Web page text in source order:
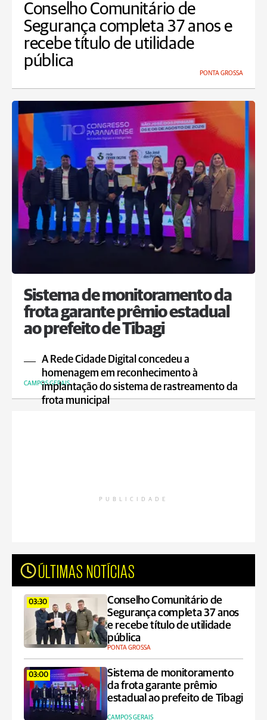
Conselho Comunitário de
Segurança completa 37 anos e
recebe título de utilidade
pública
PONTA GROSSA
Sistema de monitoramento da
frota garante prêmio estadual
ao prefeito de Tibagi
A Rede Cidade Digital concedeu a
homenagem em reconhecimento à
implantação do sistema de rastreamento da
frota municipal
CAMPOS GERAIS
PUBLICIDADE
ÚLTIMAS NOTÍCIAS
03:30
Conselho Comunitário de
Segurança completa 37 anos
e recebe título de utilidade
pública
PONTA GROSSA
03:00
Sistema de monitoramento
da frota garante prêmio
estadual ao prefeito de Tibagi
CAMPOS GERAIS